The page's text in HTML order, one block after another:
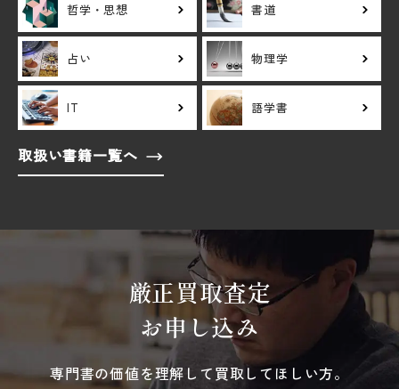
哲学・思想 書道
占い 物理学
IT 語学書
取扱い書籍一覧へ
厳正買取査定
お申し込み
専門書の価値を理解して買取してほしい方。